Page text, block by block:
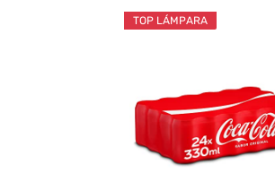
TOP LÁMPARA